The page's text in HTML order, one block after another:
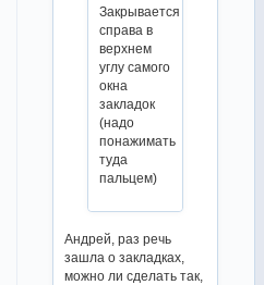
Закрывается
справа в
верхнем
углу самого
окна
закладок
(надо
понажимать
туда
пальцем)
Андрей, раз речь
зашла о закладках,
можно ли сделать так,